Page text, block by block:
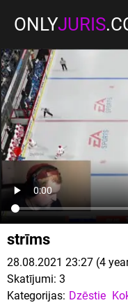
ONLYJURIS
strīms
28.08.2021 23:27 (4
Skatījumi: 3
Kategorijas: Dzēstie